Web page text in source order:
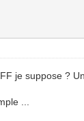
je suppose ?
...